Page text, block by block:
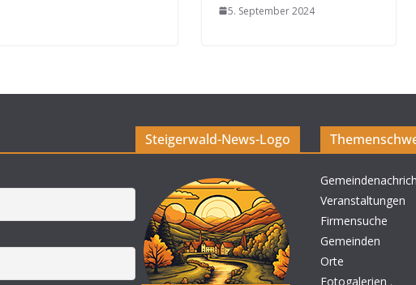
5. September 2024
Steigerwald-News-Logo
Veranstaltungen
Firmensuche
Gemeinden
Orte
Fotogalerien .